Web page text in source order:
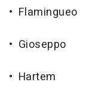
• Flamingueo
• Gioseppo
• Hartem